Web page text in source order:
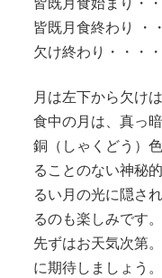
皆既月食終わり ・
欠け終わり・・・
月は左下から欠け
食中の月は、真っ
銅（しゃくどう）
ることのない神秘
るい月の光に隠さ
るのも楽しみです。
先ずはお天気次第
に期待しましょう。